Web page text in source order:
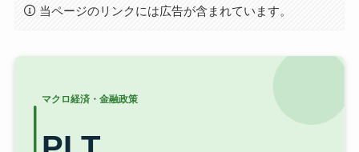
当ページのリンクには広告が含まれています。